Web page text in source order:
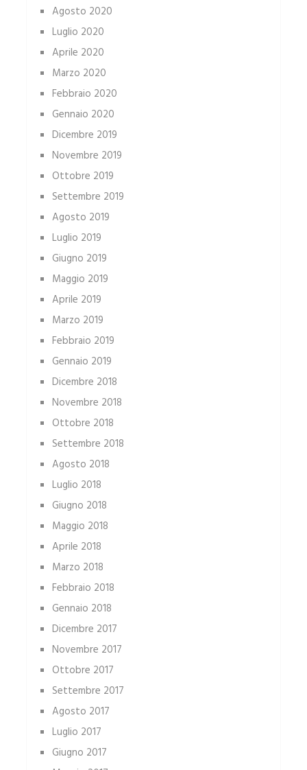
Agosto 2020
Luglio 2020
Aprile 2020
Marzo 2020
Febbraio 2020
Gennaio 2020
Dicembre 2019
Novembre 2019
Ottobre 2019
Settembre 2019
Agosto 2019
Luglio 2019
Giugno 2019
Maggio 2019
Aprile 2019
Marzo 2019
Febbraio 2019
Gennaio 2019
Dicembre 2018
Novembre 2018
Ottobre 2018
Settembre 2018
Agosto 2018
Luglio 2018
Giugno 2018
Maggio 2018
Aprile 2018
Marzo 2018
Febbraio 2018
Gennaio 2018
Dicembre 2017
Novembre 2017
Ottobre 2017
Settembre 2017
Agosto 2017
Luglio 2017
Giugno 2017